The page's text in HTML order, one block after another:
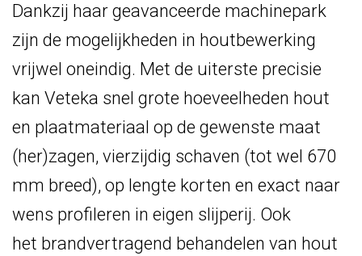
Dankzij haar geavanceerde machinepark
zijn de mogelijkheden in houtbewerking
vrijwel oneindig. Met de uiterste precisie
kan Veteka snel grote hoeveelheden hout
en plaatmateriaal op de gewenste maat
(her)zagen, vierzijdig schaven (tot wel 670
mm breed), op lengte korten en exact naar
wens profileren in eigen slijperij. Ook
het brandvertragend behandelen van hout